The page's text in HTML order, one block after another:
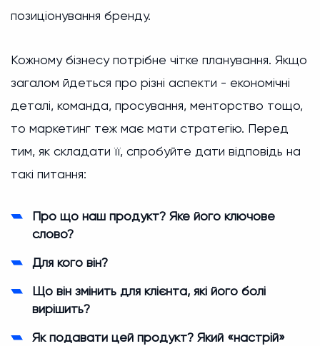
позиціонування бренду.
Кожному бізнесу потрібне чітке планування. Якщо
загалом йдеться про різні аспекти - економічні
деталі, команда, просування, менторство тощо,
то маркетинг теж має мати стратегію. Перед
тим, як складати її, спробуйте дати відповідь на
такі питання:
Про що наш продукт? Яке його ключове
слово?
Для кого він?
Що він змінить для клієнта, які його болі
вирішить?
Як подавати цей продукт? Який «настрій»